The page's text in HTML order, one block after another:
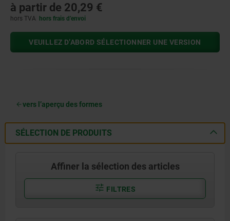
à partir de 20,29 €
hors TVA hors frais d’envoi
VEUILLEZ D’ABORD SÉLECTIONNER UNE VERSION
vers l’aperçu des formes
SÉLECTION DE PRODUITS
Affiner la sélection des articles
FILTRES